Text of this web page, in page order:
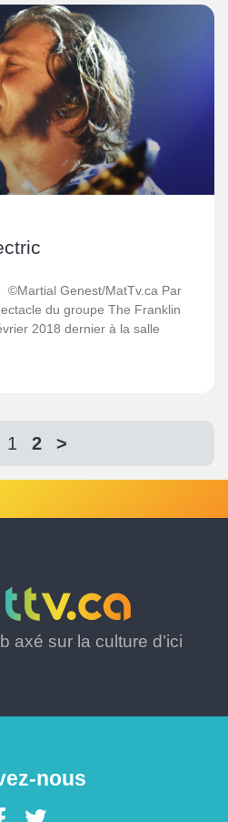
©Martial Genest/MatTv.ca Par
du groupe The Franklin
2018 dernier à la salle
1 2 >
axé sur la culture d’ici
nous